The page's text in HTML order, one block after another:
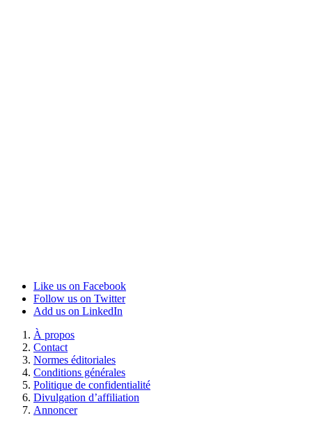
Like us on Facebook
Follow us on Twitter
Add us on LinkedIn
À propos
Contact
Normes éditoriales
Conditions générales
Politique de confidentialité
Divulgation d’affiliation
Annoncer